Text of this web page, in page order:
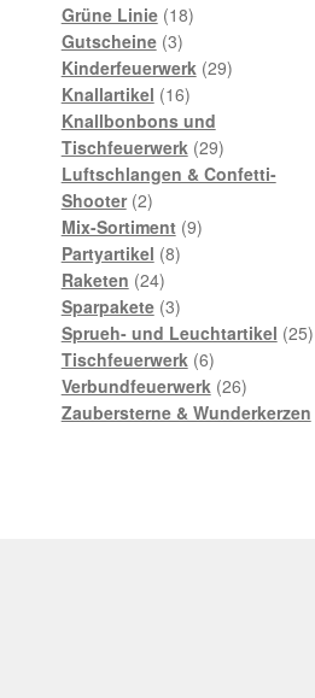
Grüne Linie 1818
Gutscheine 33
Produkte
Kinderfeuerwerk 2929
Knallartikel 1616
Produkte
Knallbonbons und
Tischfeuerwerk 2929
Produkte
Luftschlangen & Confetti-
Shooter 22
Produkte
Mix-Sortiment 99
Partyartikel 88
Raketen 2424
Produkte
Sparpakete 33
Produkte
Sprueh- und Leuchtartikel 2525
Tischfeuerwerk 66
Produkte
Verbundfeuerwerk 2626
Produkte
Zaubersterne & Wunderkerzen